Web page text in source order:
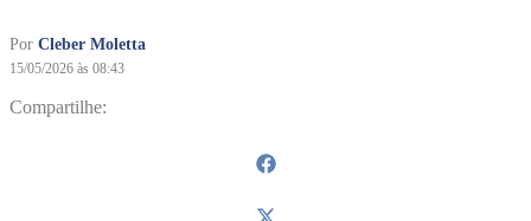
Por Cleber Moletta
15/05/2026 às 08:43
Compartilhe: